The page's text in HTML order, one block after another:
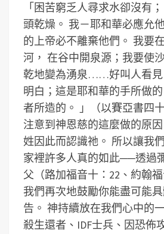
「困苦窮乏人尋求水卻沒有
頭乾燥。 我－耶和華必應允
的上帝必不離棄他們。 我要
河， 在谷中開泉源；我要使
乾地變為湧泉……好叫人看見
明白；這是耶和華的手所做
者所造的。 」（以賽亞書四十
注意到神恩慈的這麼做的原
姓因此而認識祂。 所以讓我
家裡許多人真的如此──透過
父（路加福音十：22、約翰
我們再次地鼓勵你能盡可能
告。 神持續放在我們心中的
殺生還者、IDF士兵、因恐佈